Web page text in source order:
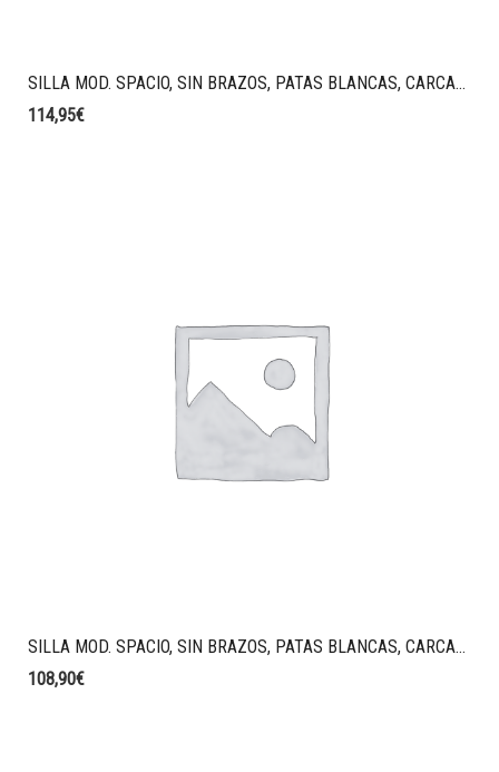
SILLA MOD. SPACIO, SIN BRAZOS, PATAS BLANCAS, CARCASA GRIS, TAPIZADO T84 GRIS MARENGO.
114,95€
SILLA MOD. SPACIO, SIN BRAZOS, PATAS BLANCAS, CARCASA AZUL, TAPIZADO T89 AZUL FUERTE.
108,90€